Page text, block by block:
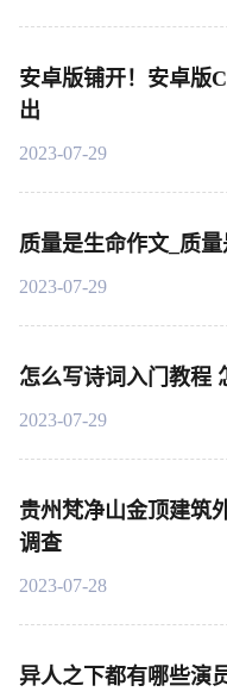
安卓版铺开！安卓版
出
2023-07-29
质量是生命作文_质
2023-07-29
怎么写诗词入门教程
2023-07-29
贵州梵净山金顶建筑
调查
2023-07-28
异人之下都有哪些演